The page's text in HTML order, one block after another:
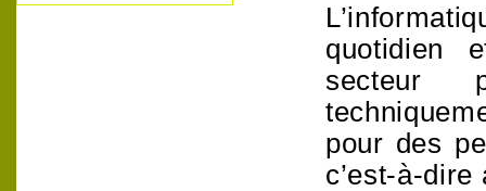
quotidien
secteur
pour des
c’est-à-